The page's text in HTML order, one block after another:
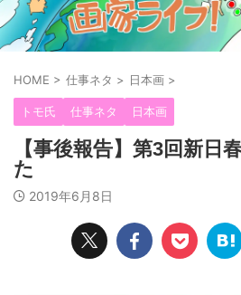
HOME > 仕事ネタ > 日本画 >
トモ氏 仕事ネタ 日本画
【事後報告】第3回新日
た
2019年6月8日